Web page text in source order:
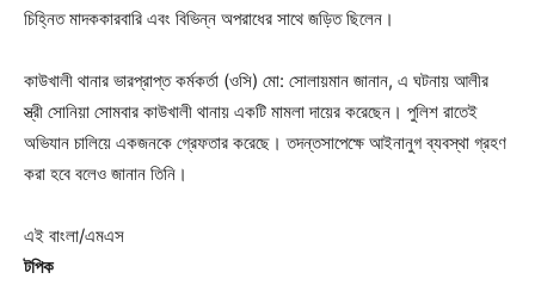
চিহ্নিত মাদককারবারি এবং বিভিন্ন অপরাধের সাথে জড়িত ছিলেন।
কাউখালী থানার ভারপ্রাপ্ত কর্মকর্তা (ওসি) মো: সোলায়মান জানান, এ ঘটনায় আলীর
স্ত্রী সোনিয়া সোমবার কাউখালী থানায় একটি মামলা দায়ের করেছেন। পুলিশ রাতেই
অভিযান চালিয়ে একজনকে গ্রেফতার করেছে। তদন্তসাপেক্ষে আইনানুগ ব্যবস্থা গ্রহণ
করা হবে বলেও জানান তিনি।
এই বাংলা/এমএস
টপিক